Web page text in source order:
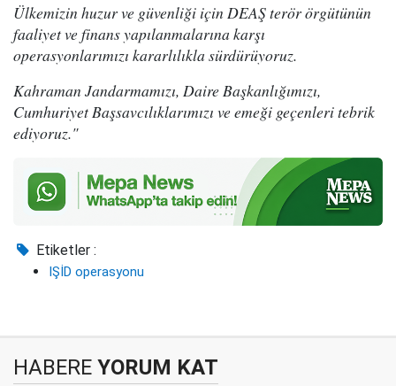
Ülkemizin huzur ve güvenliği için DEAŞ terör örgütünün
faaliyet ve finans yapılanmalarına karşı
operasyonlarımızı kararlılıkla sürdürüyoruz.
Kahraman Jandarmamızı, Daire Başkanlığımızı,
Cumhuriyet Başsavcılıklarımızı ve emeği geçenleri tebrik
ediyoruz."
Etiketler :
IŞİD operasyonu
HABERE YORUM KAT